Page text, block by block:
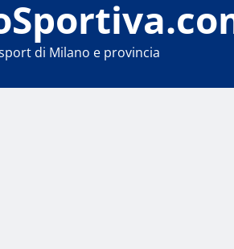
di Milano e provincia